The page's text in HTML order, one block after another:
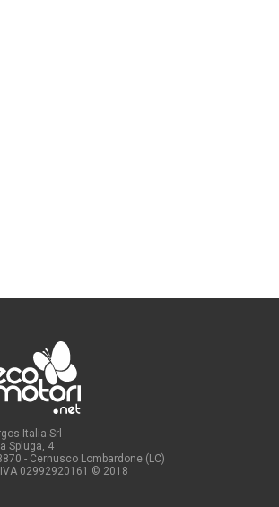
Italia Srl
Spluga, 4
- Cernusco Lombardone (LC)
IVA 02992920161 © 2018